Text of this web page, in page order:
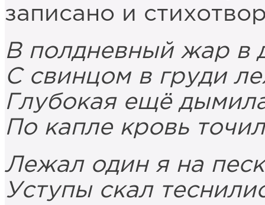
записано и
В полдневный жар в
С свинцом в груди
Глубокая ещё
По капле кровь
Лежал один я на
Уступы скал